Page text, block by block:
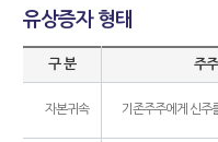
유상증자 형태
구 분 주
자본귀속 기존주주에게 신주